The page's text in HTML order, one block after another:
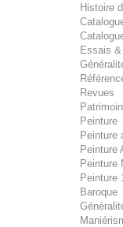
Histoire
Essais
Revues
Peinture
Peinture
Peinture
Peinture
Peinture
Baroque